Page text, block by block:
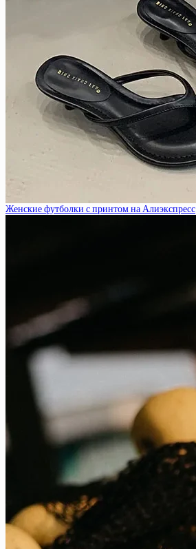
Женские футболки с принтом на Алиэкспресс